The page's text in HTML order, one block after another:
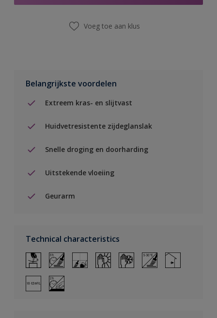
Voeg toe aan klus
Belangrijkste voordelen
Extreem kras- en slijtvast
Huidvetresistente zijdeglanslak
Snelle droging en doorharding
Uitstekende vloeiing
Geurarm
Technical characteristics